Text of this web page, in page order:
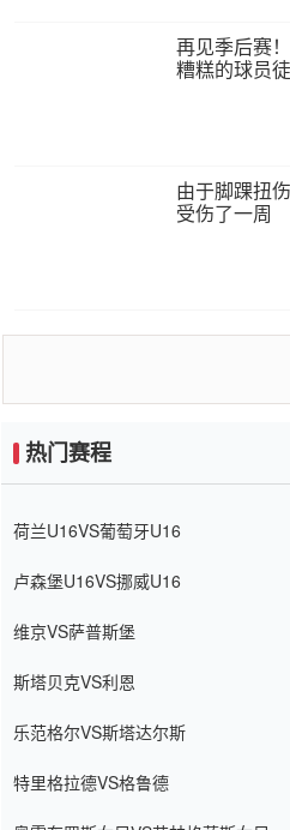
再见季后赛
糟糕的球员
由于脚踝扭
受伤了一周
热门赛程
荷兰U16VS葡萄牙U16
卢森堡U16VS挪威U16
维京VS萨普斯堡
斯塔贝克VS利恩
乐范格尔VS斯塔达尔斯
特里格拉德VS格鲁德